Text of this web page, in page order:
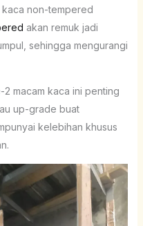
non-tempered
akan remuk jadi
sehingga mengurangi
macam kaca ini penting
up-grade buat
kelebihan khusus